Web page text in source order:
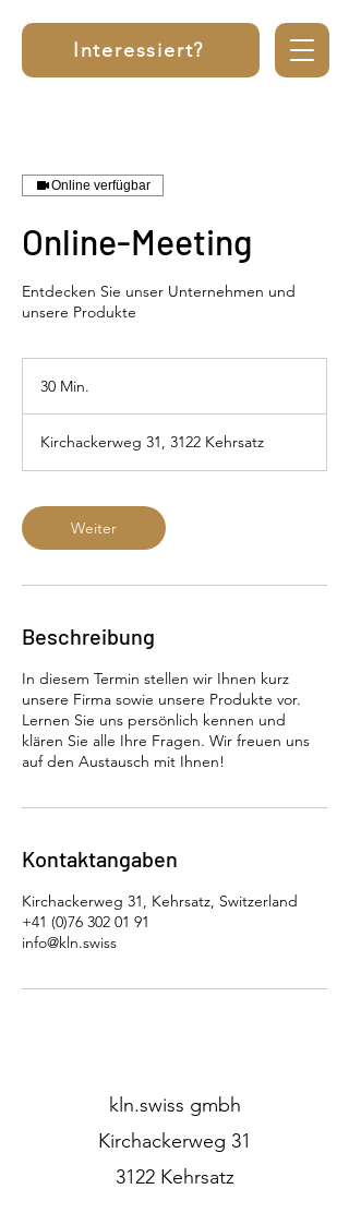
Interessiert?
Online verfügbar
Online-Meeting
Entdecken Sie unser Unternehmen und
unsere Produkte
30 Min.
i
n
Kirchackerweg 31, 3122 Kehrsatz
Weiter
Beschreibung
In diesem Termin stellen wir Ihnen kurz
unsere Firma sowie unsere Produkte vor.
Lernen Sie uns persönlich kennen und
klären Sie alle Ihre Fragen. Wir freuen uns
auf den Austausch mit Ihnen!
Kontaktangaben
Kirchackerweg 31, Kehrsatz, Switzerland
+41 (0)76 302 01 91
info@kln.swiss
kln.swiss gmbh
Kirchackerweg 31
3122 Kehrsatz